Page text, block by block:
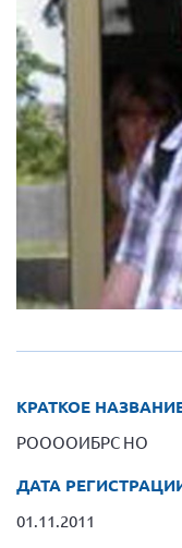
Вице-
Отдел
Вице-
Вице-
Вице-
Вице-
Вице-
Главный
Конференция
Конференция
Конференция
Конференция
Конференция
КРАТКОЕ
РООООИБРС НО
ДАТА
01.11.2011